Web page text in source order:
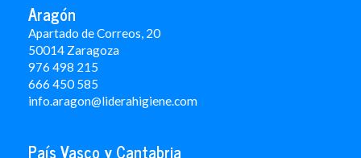
Aragón
Apartado de Correos, 20
50014 Zaragoza
976 498 215
666 450 585
info.aragon@liderahigiene.com
País Vasco y Cantabria